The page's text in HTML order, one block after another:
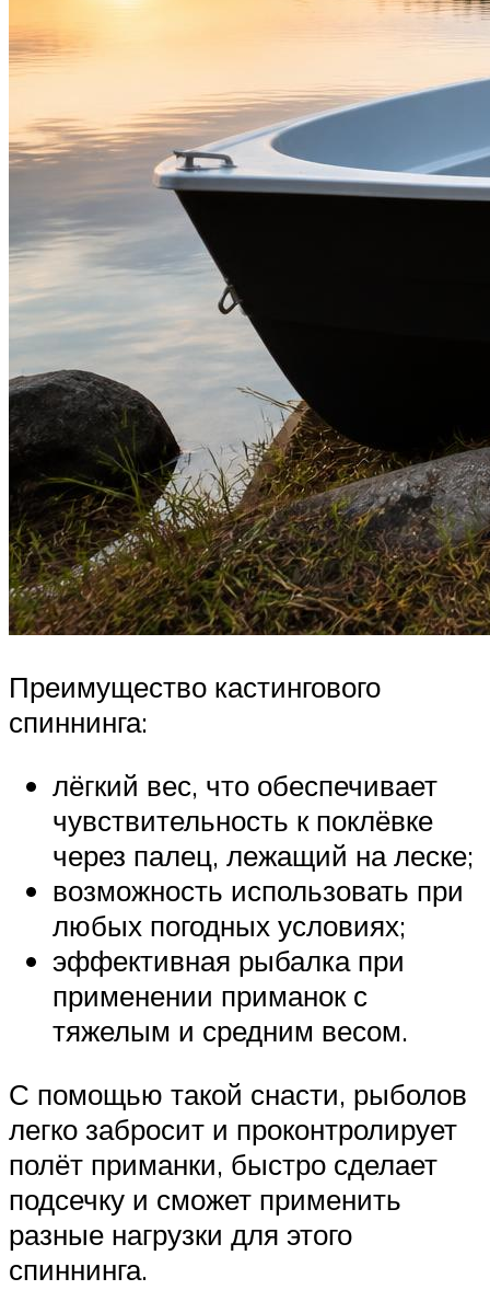
Преимущество кастингового
спиннинга:
лёгкий вес, что обеспечивает
чувствительность к поклёвке
через палец, лежащий на леске;
возможность использовать при
любых погодных условиях;
эффективная рыбалка при
применении приманок с
тяжелым и средним весом.
С помощью такой снасти, рыболов
легко забросит и проконтролирует
полёт приманки, быстро сделает
подсечку и сможет применить
разные нагрузки для этого
спиннинга.